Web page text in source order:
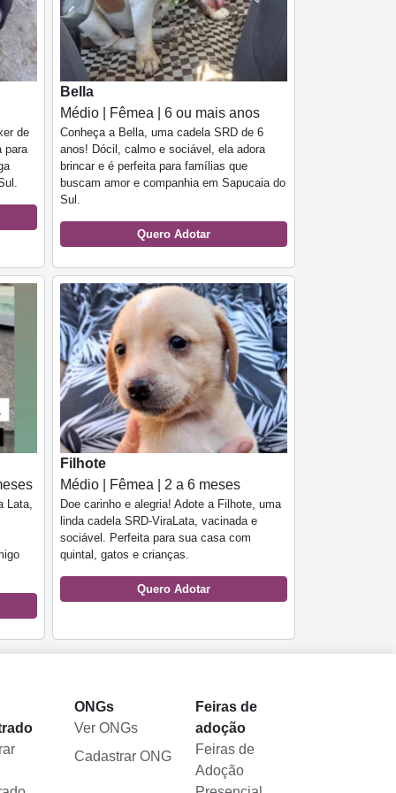
de
para
Bella
Médio | Fêmea | 6 ou mais anos
Conheça a Bella, uma cadela SRD de 6
anos! Dócil, calmo e sociável, ela adora
brincar e é perfeita para famílias que
buscam amor e companhia em Sapucaia do
Sul.
Quero Adotar
Lata,
Filhote
Médio | Fêmea | 2 a 6 meses
Doe carinho e alegria! Adote a Filhote, uma
linda cadela SRD-ViraLata, vacinada e
sociável. Perfeita para sua casa com
quintal, gatos e crianças.
Quero Adotar
ONGs
Ver ONGs
Cadastrar ONG
Feiras de
adoção
Feiras de
Adoção